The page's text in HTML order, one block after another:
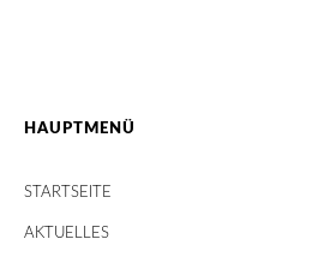
HAUPTMENÜ
STARTSEITE
AKTUELLES